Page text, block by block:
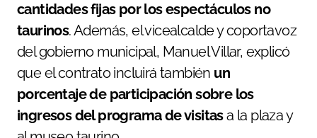
cantidades fijas por los espectáculos no
taurinos. Además, el vicealcalde y coportavoz
del gobierno municipal, Manuel Villar, explicó
que el contrato incluirá también un
porcentaje de participación sobre los
ingresos del programa de visitasa la plaza y